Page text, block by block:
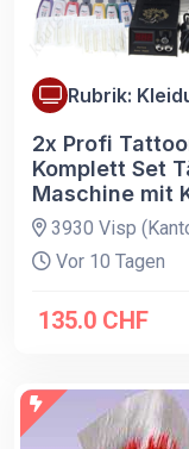
Rubrik:
2x Profi
Komplett Set
Maschine mit
3930 Visp
Vor 10 Tagen
135.0 CHF